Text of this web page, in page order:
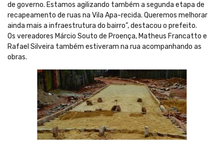
de governo. Estamos agilizando também a segunda etapa de
recapeamento de ruas na Vila Apa-recida. Queremos melhorar
ainda mais a infraestrutura do bairro”, destacou o prefeito.
Os vereadores Márcio Souto de Proença, Matheus Francatto e
Rafael Silveira também estiveram na rua acompanhando as
obras.